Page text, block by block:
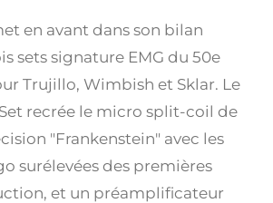
en avant dans son bilan
sets signature EMG du 50e
Trujillo, Wimbish et Sklar. Le
recrée le micro split-coil de
"Frankenstein" avec les
surélevées des premières
et un préamplificateur